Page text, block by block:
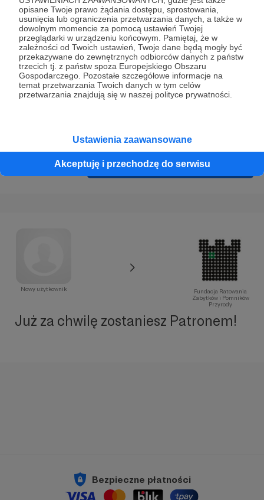
opisane Twoje prawo żądania dostępu, sprostowania,
usunięcia lub ograniczenia przetwarzania danych, a także w
dowolnym momencie za pomocą ustawień Twojej
przeglądarki w urządzeniu końcowym. Pamiętaj, że w
zależności od Twoich ustawień, Twoje dane będą mogły być
przekazywane do zewnętrznych odbiorców danych z państw
trzecich tj. z państw spoza Europejskiego Obszaru
Gospodarczego. Pozostałe szczegółowe informacje na
temat przetwarzania Twoich danych w tym celów
przetwarzania znajdują się w naszej polityce prywatności.
Ustawienia zaawansowane
Akceptuję i przechodzę do serwisu
osobowych podanych w formularzu rejestracyjnym w celu
prawidłowego świadczenia usług serwisu Patronite.
Wyrażam zgodę na otrzymywanie drogą elektroniczną
informacji handlowych - newslettera. Opcja ta może zostać
zmieniona w ustawieniach konta.
Cofnij Zarejestruj się i przejdź dalej
Nowy użytkownik
Fundacja Ratowania
Zabytków i Pomników
Przyrody
Już za chwilę zostaniesz Patronem!
Bezpieczne płatności